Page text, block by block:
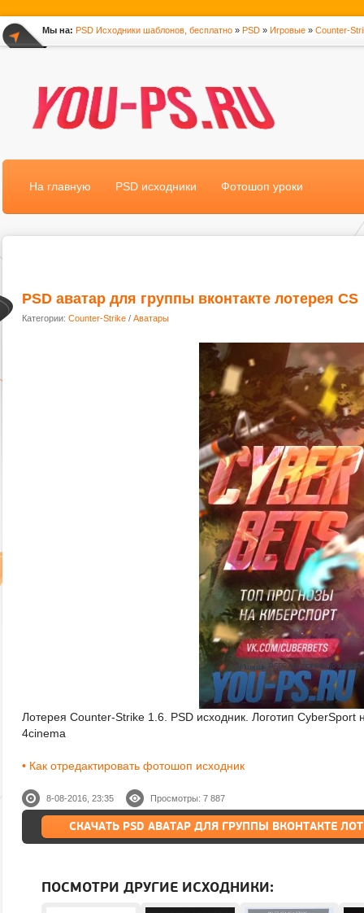
Мы на: PSD Исходники шаблонов, бесплатно » PSD » Игровые » Counter-
На главную PSD исходники Фотошоп уроки
PSD аватар для группы вконтакте лотерея CS
Категории: Counter-Strike / Аватары
Лотерея Counter-Strike 1.6. PSD исходник. Логотип CyberSport
4cinema
• Как отредактировать фотошоп исходник
8-08-2016, 23:35 Просмотры: 7 887
СКАЧАТЬ PSD АВАТАР ДЛЯ ГРУППЫ ВКОНТАКТЕ
ПОСМОТРИ ДРУГИЕ ИСХОДНИКИ: